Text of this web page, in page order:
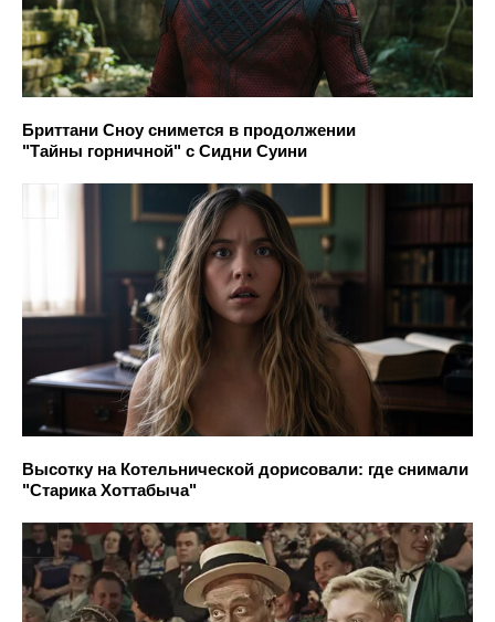
Бриттани Сноу снимется в продолжении
"Тайны горничной" с Сидни Суини
Высотку на Котельнической дорисовали: где снимали
"Старика Хоттабыча"